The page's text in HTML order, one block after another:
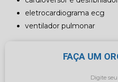
eletrocardiograma ecg
ventilador pulmonar
FAÇA UM
Digite